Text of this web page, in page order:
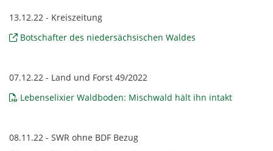
13.12.22 - Kreiszeitung
Botschafter des niedersächsischen Waldes
07.12.22 - Land und Forst 49/2022
Lebenselixier Waldboden: Mischwald hält ihn intakt
08.11.22 - SWR ohne BDF Bezug